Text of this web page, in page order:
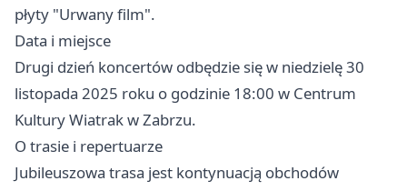
płyty "Urwany film".
Data i miejsce
Drugi dzień koncertów odbędzie się w niedzielę 30
listopada 2025 roku o godzinie 18:00 w Centrum
Kultury Wiatrak w Zabrzu.
O trasie i repertuarze
Jubileuszowa trasa jest kontynuacją obchodów